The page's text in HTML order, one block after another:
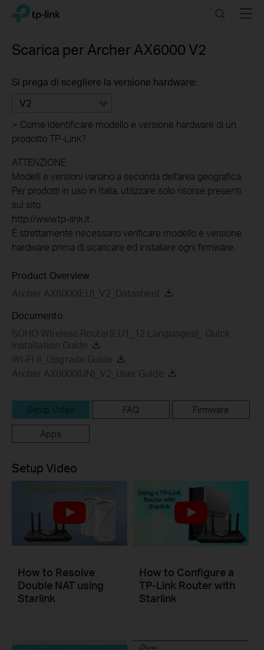
Click
navigation
TP-Link, Reliably Smart SearchMenu
Scarica per Archer AX6000 V2
Si prega di scegliere la versione hardware:
V2
> Come identificare modello e versione hardware di un
prodotto TP-Link?
ATTENZIONE
Modelli e versioni variano a seconda dell'area geografica.
Per prodotti in uso in Italia, utilizzare solo risorse presenti
sul sito
http://www.tp-link.it .
È strettamente necessario verificare modello e versione
hardware prima di scaricare ed installare ogni firmware.
Product Overview
Archer AX6000(EU)_V2_Datasheet
Documento
SOHO Wireless Router(EU1_12 Languages)_ Quick
Installation Guide
Wi-Fi 6_Upgrade Guide
Archer AX6000(UN)_V2_User Guide
Setup Video FAQ Firmware
Apps
Setup Video
How to Resolve
Double NAT using
Starlink
How to Configure a
TP-Link Router with
Starlink